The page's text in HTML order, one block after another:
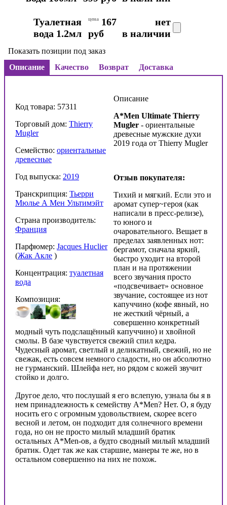
Туалетная
вода 1.2мл
цена 167
руб
нет
в наличии
Показать позиции под заказ
Описание
Качество Возврат Доставка
Код товара: 57311
Торговый дом: Thierry
Mugler
Семейство: ориентальные
древесные
Год выпуска: 2019
Транскрипция: Тьерри
Мюлье А Мен Ультимэйт
Страна производитель:
Франция
Парфюмер: Jacques Huclier
(Жак Акле )
Концентрация: туалетная
вода
Композиция:
Описание
A*Men Ultimate Thierry
Mugler - ориентальные
древесные мужские духи
2019 года от Thierry Mugler
Отзыв покупателя:
Тихий и мягкий. Если это и
аромат супер~героя (как
написали в пресс-релизе),
то юного и
очаровательного. Вещает в
пределах заявленных нот:
бергамот, сначала яркий,
быстро уходит на второй
план и на протяжении
всего звучания просто
«подсвечивает» основное
звучание, состоящее из нот
капуччино (кофе явный, но
не жесткий чёрный, а
совершенно конкретный
модный чуть подслащённый капуччино) и хвойной
смолы. В базе чувствуется свежий спил кедра.
Чудесный аромат, светлый и деликатный, свежий, но не
свежак, есть совсем немного сладости, но он абсолютно
не гурманский. Шлейфа нет, но рядом с кожей звучит
стойко и долго.
Другое дело, что послушай я его вслепую, узнала бы я в
нем принадлежность к семейству A*Men? Нет. О, я буду
носить его с огромным удовольствием, скорее всего
весной и летом, он подходит для солнечного времени
года, но он не просто милый младший братик
остальных A*Men-ов, а будто сводный милый младший
братик. Одет так же как старшие, манеры те же, но в
остальном совершенно на них не похож.